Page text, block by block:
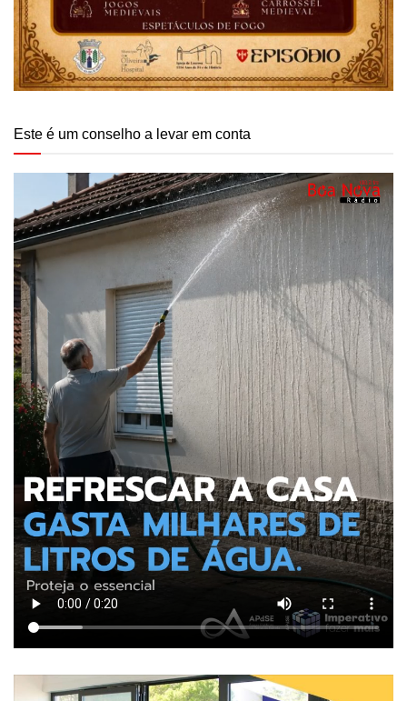
Este é um conselho a levar em conta